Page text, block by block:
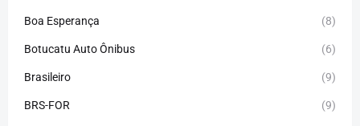
Boa Esperança (8)
Botucatu Auto Ônibus (6)
Brasileiro (9)
BRS-FOR (9)